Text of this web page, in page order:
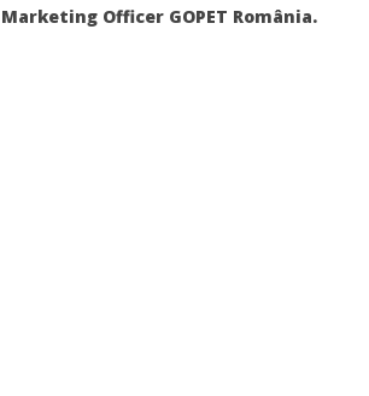
Officer GOPET România.